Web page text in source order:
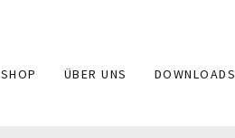
SHOP ÜBER UNS DOWNLOADS